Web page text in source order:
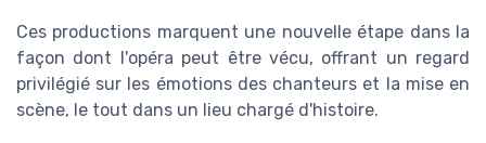
Ces productions marquent une nouvelle étape dans la
façon dont l'opéra peut être vécu, offrant un regard
privilégié sur les émotions des chanteurs et la mise en
scène, le tout dans un lieu chargé d'histoire.